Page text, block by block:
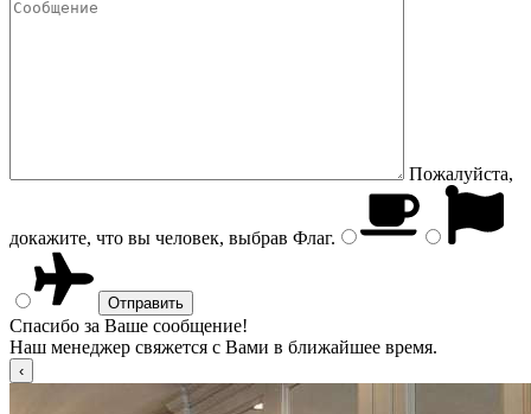
Пожалуйста,
докажите, что вы человек, выбрав Флаг.
Спасибо за Ваше сообщение!
Наш менеджер свяжется с Вами в ближайшее время.